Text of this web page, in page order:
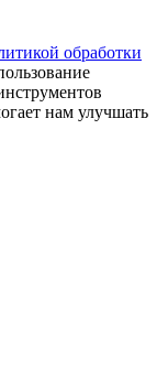
обработки
нам улучшать